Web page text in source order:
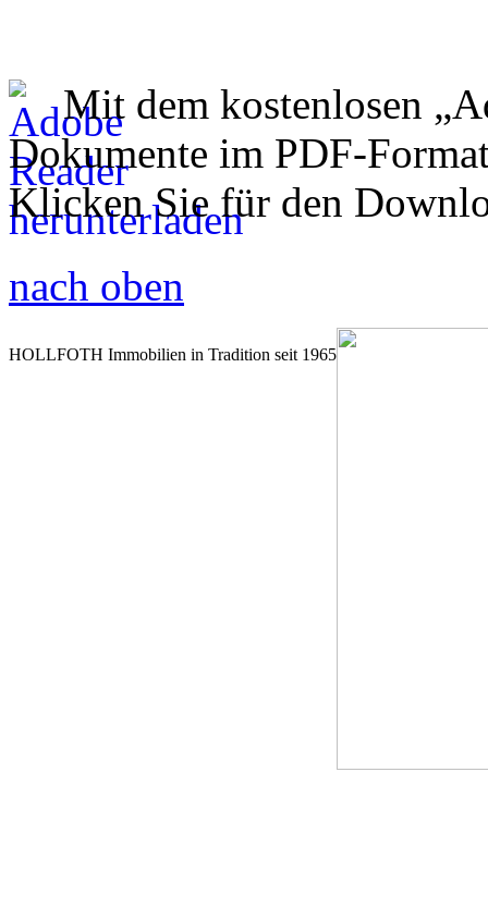
Mit dem kostenlosen
Dokumente im PDF-
Klicken Sie für den
nach oben
HOLLFOTH Immobilien in Tradition seit 1965